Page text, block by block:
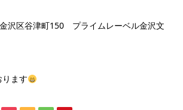
沢区谷津町150 プライムレーベル金沢文
ます